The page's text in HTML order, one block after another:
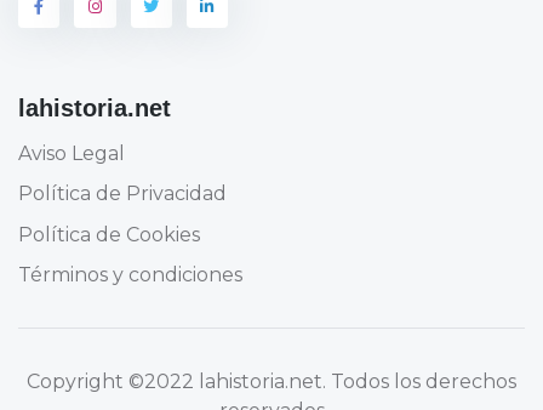
lahistoria.net
Aviso Legal
Política de Privacidad
Política de Cookies
Términos y condiciones
Copyright ©2022 lahistoria.net. Todos los derechos